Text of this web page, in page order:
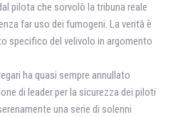
pilota che sorvolò la tribuna reale
far uso dei fumogeni. La verità è
specifico del velivolo in argomento
ha quasi sempre annullato
di leader per la sicurezza dei piloti
una serie di solenni